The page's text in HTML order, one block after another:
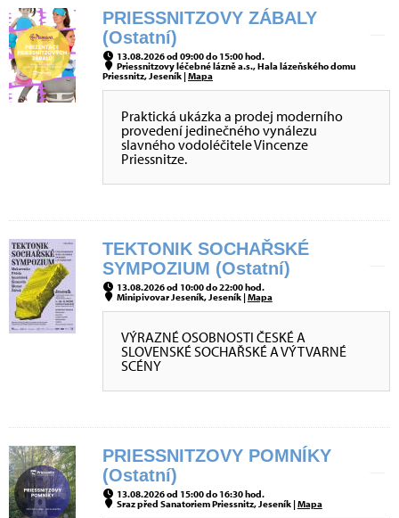
PRIESSNITZOVY ZÁBALY
(Ostatní)
13.08.2026 od 09:00 do 15:00 hod.
Priessnitzovy léčebné lázně a.s., Hala lázeňského domu
Priessnitz, Jeseník |Mapa
Praktická ukázka a prodej moderního
provedení jedinečného vynálezu
slavného vodoléčitele Vincenze
Priessnitze.
TEKTONIK SOCHAŘSKÉ
SYMPOZIUM (Ostatní)
13.08.2026 od 10:00 do 22:00 hod.
Minipivovar Jeseník, Jeseník |Mapa
VÝRAZNÉ OSOBNOSTI ČESKÉ A
SLOVENSKÉ SOCHAŘSKÉ A VÝTVARNÉ
SCÉNY
PRIESSNITZOVY POMNÍKY
(Ostatní)
13.08.2026 od 15:00 do 16:30 hod.
Sraz před Sanatoriem Priessnitz, Jeseník |Mapa